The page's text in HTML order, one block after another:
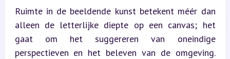
Ruimte in de beeldende kunst betekent méér dan
alleen de letterlijke diepte op een canvas; het
gaat om het suggereren van oneindige
perspectieven en het beleven van de omgeving.